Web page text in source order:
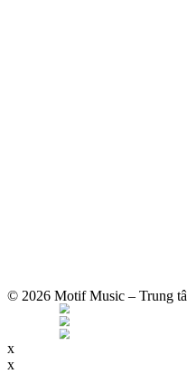
© 2026 Motif Music – Trung
x
x